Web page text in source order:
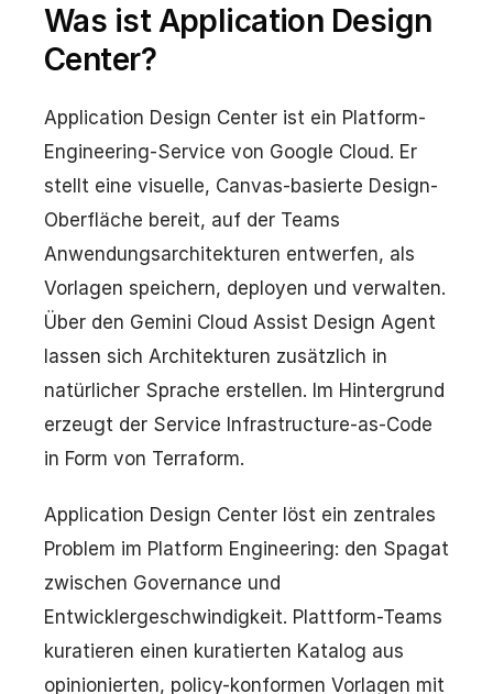
Was ist Application Design
Center?
Application Design Center ist ein Platform-
Engineering-Service von Google Cloud. Er
stellt eine visuelle, Canvas-basierte Design-
Oberfläche bereit, auf der Teams
Anwendungsarchitekturen entwerfen, als
Vorlagen speichern, deployen und verwalten.
Über den Gemini Cloud Assist Design Agent
lassen sich Architekturen zusätzlich in
natürlicher Sprache erstellen. Im Hintergrund
erzeugt der Service Infrastructure-as-Code
in Form von Terraform.
Application Design Center löst ein zentrales
Problem im Platform Engineering: den Spagat
zwischen Governance und
Entwicklergeschwindigkeit. Plattform-Teams
kuratieren einen kuratierten Katalog aus
opinionierten, policy-konformen Vorlagen mit